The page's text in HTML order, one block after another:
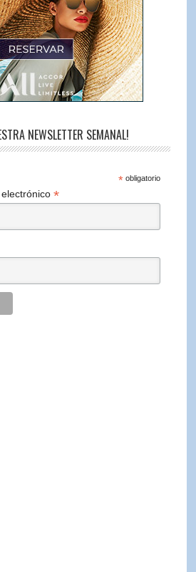
NEWSLETTER SEMANAL!
*obligatorio
electrónico*